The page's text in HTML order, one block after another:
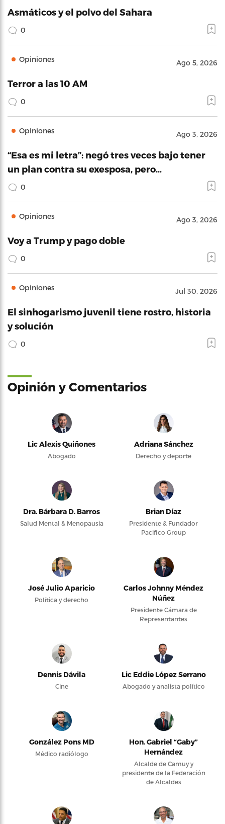
Asmáticos y el polvo del Sahara
0
Opiniones Ago 5, 2026
Terror a las 10 AM
0
Opiniones Ago 3, 2026
“Esa es mi letra”: negó tres veces bajo tener
un plan contra su exesposa, pero…
0
Opiniones Ago 3, 2026
Voy a Trump y pago doble
0
Opiniones Jul 30, 2026
El sinhogarismo juvenil tiene rostro, historia
y solución
0
Opinión y Comentarios
Lic Alexis Quiñones
Abogado
Adriana Sánchez
Derecho y deporte
Dra. Bárbara D. Barros
Salud Mental & Menopausia
Brian Díaz
Presidente & Fundador
Pacifico Group
José Julio Aparicio
Política y derecho
Carlos Johnny Méndez
Núñez
Presidente Cámara de
Representantes
Dennis Dávila
Cine
Lic Eddie López Serrano
Abogado y analista político
González Pons MD
Médico radiólogo
Hon. Gabriel “Gaby”
Hernández
Alcalde de Camuy y
presidente de la Federación
de Alcaldes